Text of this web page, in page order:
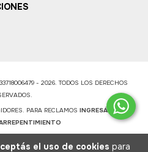
el uso de cookies para
- 2026. TODOS LOS DERECHOS
PARA RECLAMOS INGRESÁ ACÁ.